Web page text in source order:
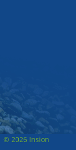
© 2026 Insion